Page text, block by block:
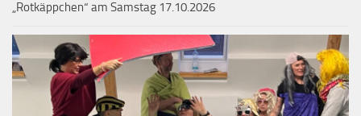
„Rotkäppchen“ am Samstag 17.10.2026